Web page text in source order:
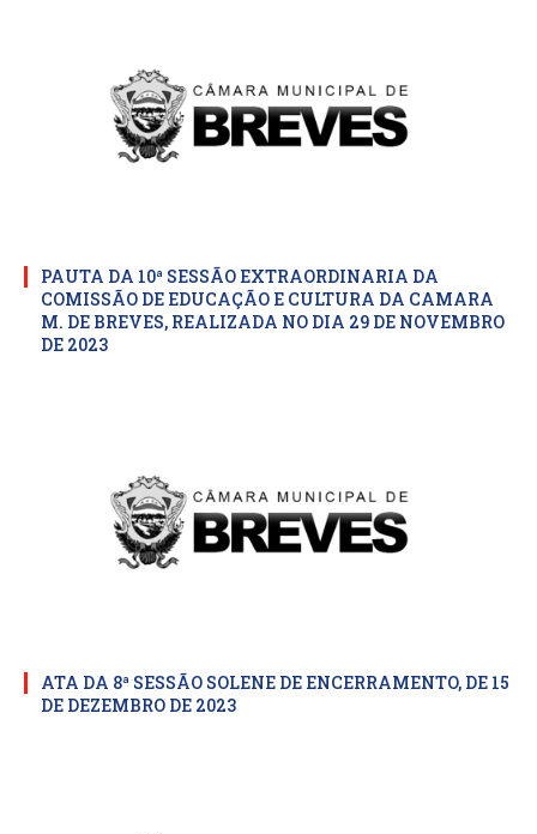
PAUTA DA 10ª SESSÃO EXTRAORDINARIA DA
COMISSÃO DE EDUCAÇÃO E CULTURA DA CAMARA
M. DE BREVES, REALIZADA NO DIA 29 DE NOVEMBRO
DE 2023
ATA DA 8ª SESSÃO SOLENE DE ENCERRAMENTO, DE 15
DE DEZEMBRO DE 2023